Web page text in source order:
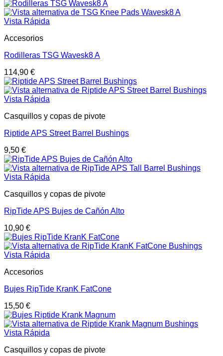
Vista Rápida
Accesorios
Rodilleras TSG Wavesk8 A
114,90 €
Vista Rápida
Casquillos y copas de pivote
Riptide APS Street Barrel Bushings
9,50 €
Vista Rápida
Casquillos y copas de pivote
RipTide APS Bujes de Cañón Alto
10,90 €
Vista Rápida
Accesorios
Bujes RipTide KranK FatCone
15,50 €
Vista Rápida
Casquillos y copas de pivote